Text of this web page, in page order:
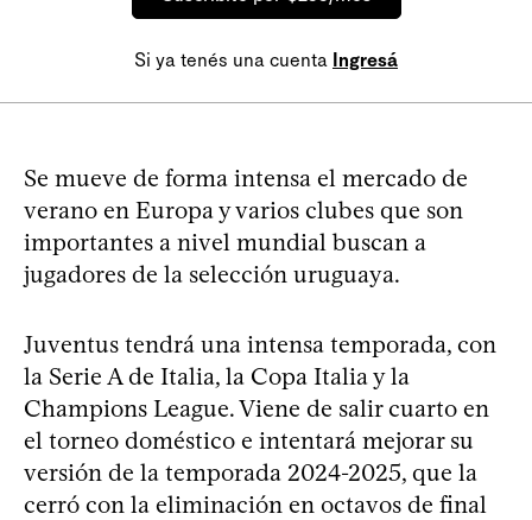
Si ya tenés una cuenta Ingresá
Se mueve de forma intensa el mercado de
verano en Europa y varios clubes que son
importantes a nivel mundial buscan a
jugadores de la selección uruguaya.
Juventus tendrá una intensa temporada, con
la Serie A de Italia, la Copa Italia y la
Champions League. Viene de salir cuarto en
el torneo doméstico e intentará mejorar su
versión de la temporada 2024-2025, que la
cerró con la eliminación en octavos de final